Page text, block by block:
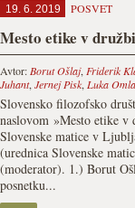
19. 6. 2019 POSVET
Mesto etike v družbi
Avtor: Borut Ošlaj, Friderik
Juhant, Jernej Pisk, Luka
Slovensko filozofsko
naslovom »Mesto etike
Slovenske matice v
(urednica Slovenske
(moderator). 1.) Borut
posnetku...